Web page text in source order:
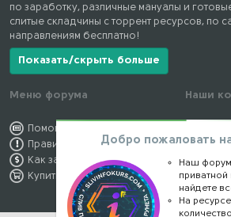
по заработку, различные мануалы и
слитые складчины с торрент ресурсов, по
направлениям бесплатно!
Показать/скрыть больше
Меню форума
Помощь по форуму
Правила форума
Как заработать
Купить премиум
Наши
Добро пожаловать
Наш форум
найдете
На